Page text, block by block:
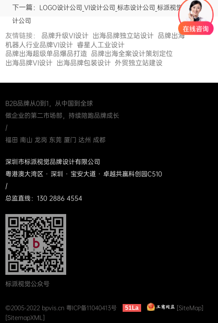
下一篇： LOGO设计公司_VI设计公司_标志设计公司_标派视觉logo设
计公司
友情链接： 品牌升级VI设计 出海品牌独立站设计 品牌出海
机器人行业品牌VI设计 睿星人工业设计
品牌出海超级单品爆品打造 品牌出海全案设计策划定位
出海品牌VI设计 出海品牌包装设计 外贸独立站建设
B2B品牌从0到1，从中国到全球
做企业的第二市场部，持续陪跑品牌成长
/
福田 南山 龙岗 东莞 厦门 达州 成都
深圳市标派视觉品牌设计有限公司
粤港澳大湾区 · 深圳 · 宝安大道 · 卓越共赢科创园C510
/
总监直线：130 2886 4554
标派视觉公众号
©2005-2022 bpvis.cn 粤ICP备11040413号 51La
[SiteMap]
[SitemapXML]